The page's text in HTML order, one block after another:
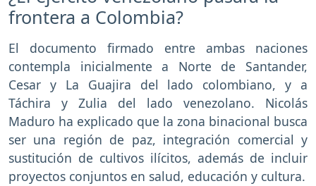
frontera a Colombia?
El documento firmado entre ambas naciones
contempla inicialmente a Norte de Santander,
Cesar y La Guajira del lado colombiano, y a
Táchira y Zulia del lado venezolano. Nicolás
Maduro ha explicado que la zona binacional busca
ser una región de paz, integración comercial y
sustitución de cultivos ilícitos, además de incluir
proyectos conjuntos en salud, educación y cultura.